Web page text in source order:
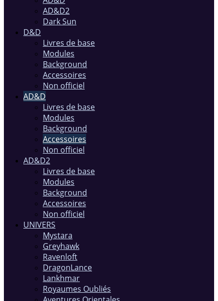
AD&D2
Dark Sun
D&D
Livres de base
Modules
Background
Accessoires
Non officiel
AD&D
Livres de base
Modules
Background
Accessoires
Non officiel
AD&D2
Livres de base
Modules
Background
Accessoires
Non officiel
UNIVERS
Mystara
Greyhawk
Ravenloft
DragonLance
Lankhmar
Royaumes Oubliés